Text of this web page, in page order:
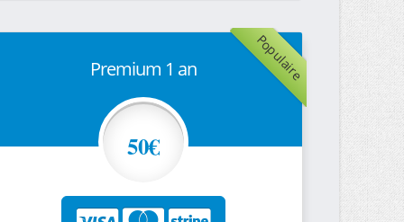
Populaire
Premium 1 an
50€